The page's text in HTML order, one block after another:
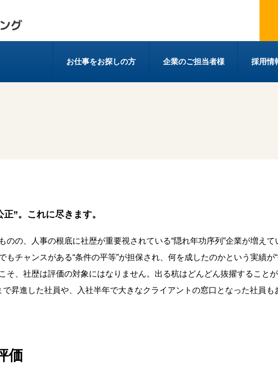
お仕事をお探しの方 企業のご担当者様 採用情
”。これに尽きます。
のの、人事の根底に社歴が重要視されている“隠れ年功序列”企業が増え
もチャンスがある“条件の平等”が担保され、何を成したのかという実績が
そ、社歴は評価の対象にはなりません。出る杭はどんどん抜擢すること
昇進した社員や、入社半年で大きなクライアントの窓口となった社員も
価